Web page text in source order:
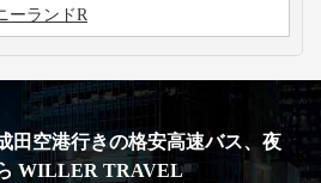
ーランドR
田空港行きの格安高速バス、夜
WILLER TRAVEL